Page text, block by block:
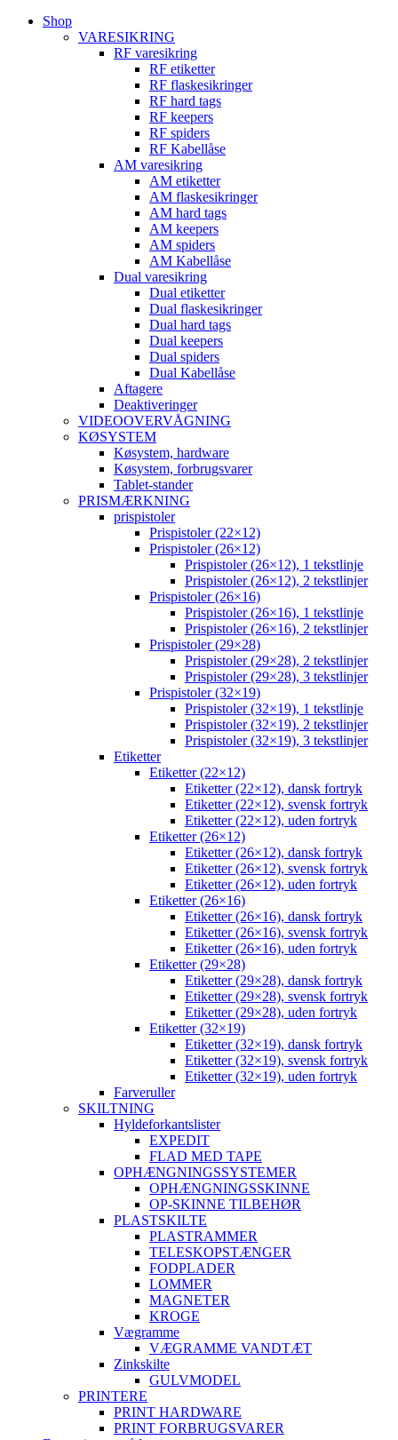
Shop
VARESIKRING
RF varesikring
RF etiketter
RF flaskesikringer
RF hard tags
RF keepers
RF spiders
RF Kabellåse
AM varesikring
AM etiketter
AM flaskesikringer
AM hard tags
AM keepers
AM spiders
AM Kabellåse
Dual varesikring
Dual etiketter
Dual flaskesikringer
Dual hard tags
Dual keepers
Dual spiders
Dual Kabellåse
Aftagere
Deaktiveringer
VIDEOOVERVÅGNING
KØSYSTEM
Køsystem, hardware
Køsystem, forbrugsvarer
Tablet-stander
PRISMÆRKNING
prispistoler
Prispistoler (22×12)
Prispistoler (26×12)
Prispistoler (26×12), 1 tekstlinje
Prispistoler (26×12), 2 tekstlinjer
Prispistoler (26×16)
Prispistoler (26×16), 1 tekstlinje
Prispistoler (26×16), 2 tekstlinjer
Prispistoler (29×28)
Prispistoler (29×28), 2 tekstlinjer
Prispistoler (29×28), 3 tekstlinjer
Prispistoler (32×19)
Prispistoler (32×19), 1 tekstlinje
Prispistoler (32×19), 2 tekstlinjer
Prispistoler (32×19), 3 tekstlinjer
Etiketter
Etiketter (22×12)
Etiketter (22×12), dansk fortryk
Etiketter (22×12), svensk fortryk
Etiketter (22×12), uden fortryk
Etiketter (26×12)
Etiketter (26×12), dansk fortryk
Etiketter (26×12), svensk fortryk
Etiketter (26×12), uden fortryk
Etiketter (26×16)
Etiketter (26×16), dansk fortryk
Etiketter (26×16), svensk fortryk
Etiketter (26×16), uden fortryk
Etiketter (29×28)
Etiketter (29×28), dansk fortryk
Etiketter (29×28), svensk fortryk
Etiketter (29×28), uden fortryk
Etiketter (32×19)
Etiketter (32×19), dansk fortryk
Etiketter (32×19), svensk fortryk
Etiketter (32×19), uden fortryk
Farveruller
SKILTNING
Hyldeforkantslister
EXPEDIT
FLAD MED TAPE
OPHÆNGNINGSSYSTEMER
OPHÆNGNINGSSKINNE
OP-SKINNE TILBEHØR
PLASTSKILTE
PLASTRAMMER
TELESKOPSTÆNGER
FODPLADER
LOMMER
MAGNETER
KROGE
Vægramme
VÆGRAMME VANDTÆT
Zinkskilte
GULVMODEL
PRINTERE
PRINT HARDWARE
PRINT FORBRUGSVARER